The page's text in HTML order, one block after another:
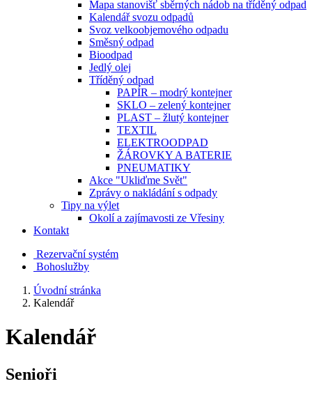
Mapa stanovišť sběrných nádob na tříděný odpad
Kalendář svozu odpadů
Svoz velkoobjemového odpadu
Směsný odpad
Bioodpad
Jedlý olej
Tříděný odpad
PAPÍR – modrý kontejner
SKLO – zelený kontejner
PLAST – žlutý kontejner
TEXTIL
ELEKTROODPAD
ŽÁROVKY A BATERIE
PNEUMATIKY
Akce "Ukliďme Svět"
Zprávy o nakládání s odpady
Tipy na výlet
Okolí a zajímavosti ze Vřesiny
Kontakt
Rezervační systém
Bohoslužby
Úvodní stránka
Kalendář
Kalendář
Senioři